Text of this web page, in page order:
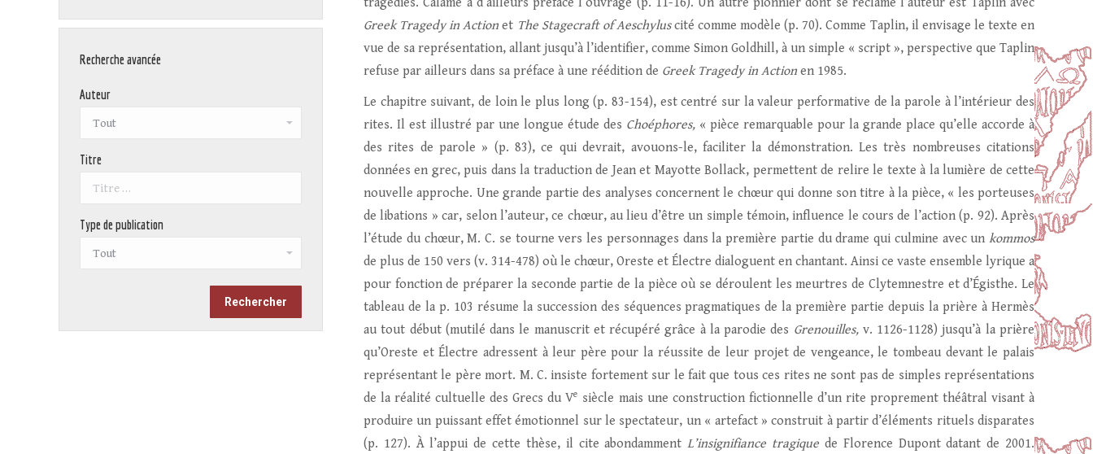
Greek Tragedy in Actionet The Stagecraft of Aeschyluscité comme modèle (p. 70). Comme Taplin, il envisage le texte en
vue de sa représentation, allant jusqu’à l’identifier, comme Simon Goldhill, à un simple « script », perspective que Taplin
refuse par ailleurs dans sa préface à une réédition de Greek Tragedy in Action en 1985.
Le chapitre suivant, de loin le plus long (p. 83-154), est centré sur la valeur performative de la parole à l’intérieur des
rites. Il est illustré par une longue étude des Choéphores, « pièce remarquable pour la grande place qu’elle accorde à
des rites de parole » (p. 83), ce qui devrait, avouons-le, faciliter la démonstration. Les très nombreuses citations
données en grec, puis dans la traduction de Jean et Mayotte Bollack, permettent de relire le texte à la lumière de cette
nouvelle approche. Une grande partie des analyses concernent le chœur qui donne son titre à la pièce, « les porteuses
de libations » car, selon l’auteur, ce chœur, au lieu d’être un simple témoin, influence le cours de l’action (p. 92). Après
l’étude du chœur, M. C. se tourne vers les personnages dans la première partie du drame qui culmine avec un kommos
de plus de 150 vers (v. 314-478) où le chœur, Oreste et Électre dialoguent en chantant. Ainsi ce vaste ensemble lyrique a
pour fonction de préparer la seconde partie de la pièce où se déroulent les meurtres de Clytemnestre et d’Égisthe. Le
tableau de la p. 103 résume la succession des séquences pragmatiques de la première partie depuis la prière à Hermès
au tout début (mutilé dans le manuscrit et récupéré grâce à la parodie des Grenouilles, v. 1126-1128) jusqu’à la prière
qu’Oreste et Électre adressent à leur père pour la réussite de leur projet de vengeance, le tombeau devant le palais
représentant le père mort. M. C. insiste fortement sur le fait que tous ces rites ne sont pas de simples représentations
de la réalité cultuelle des Grecs du Ve siècle mais une construction fictionnelle d’un rite proprement théâtral visant à
produire un puissant effet émotionnel sur le spectateur, un « artefact » construit à partir d’éléments rituels disparates
(p. 127). À l’appui de cette thèse, il cite abondammentL’insignifiance tragique de Florence Dupont datant de 2001.
Recherche avancée
Auteur
Titre
Type de publication